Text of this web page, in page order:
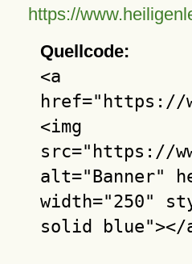
https://
Quellcode:
<a
href="https://
<img
src="https://
alt="Banner"
width="250"
solid blue"></